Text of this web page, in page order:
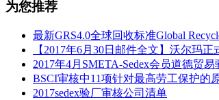
为您推荐
最新GRS4.0全球回收标准Global
【2017年6月30日邮件全文】沃尔玛
2017年4月SMETA-Sedex会员道德贸
BSCI审核中11项针对最高劳工保护的
2017sedex验厂审核公司清单